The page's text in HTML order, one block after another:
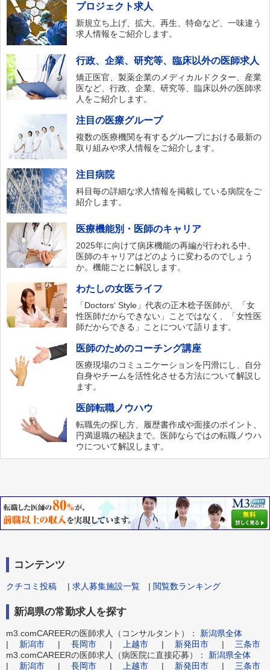
プロジェクト求人
新規立ち上げ、拡大、再生、特命など、一味違う
求人情報をご紹介します。
行政、企業、研究等、臨床以外の医師求人
矯正医官、製薬企業のメディカルドクター、産業
医など、行政、企業、研究等、臨床以外の医師求
人をご紹介します。
注目の医療グループ
複数の医療機関を有するグループにおける最新の
取り組みや求人情報をご紹介します。
注目病院
科目毎の詳細な求人情報を掲載している病院をご
紹介します。
医療機能別・医師のキャリア
2025年に向けて病床機能の再編が行われる中、
医師のキャリアはどのように変わるのでしょう
か。機能ごとに解説します。
わたしの女医ライフ
「Doctors‘ Style」代表の正木稔子医師が、「女
性医師だからできない」ことではなく、「女性医
師だからできる」ことについて語ります。
医師のためのコーチング講座
医療現場のコミュニケーションを円滑にし、自分
自身やチームを活性化させる方法について解説し
ます。
医師転職ノウハウ
転職先の探し方、履歴書作成や面接のポイント、
円満退職の秘訣まで。医師ならではの転職ノウハ
ウについて解説します。
コンテンツ
クチコミ投稿 | 求人募集施設一覧 | 閲覧数ランキング
新潟県の常勤求人を探す
m3.comCAREERの医師求人（コンサルタント）： 新潟県全体
| 新潟市 | 長岡市 | 上越市 | 新発田市 | 三条市
m3.comCAREERの医師求人（病医院に直接応募）： 新潟県全体
| 新潟市 | 長岡市 | 上越市 | 新発田市 | 三条市